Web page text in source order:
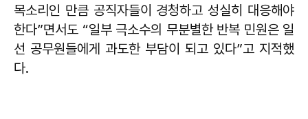
목소리인 만큼 공직자들이 경청하고 성실히 대응해야
한다”면서도 “일부 극소수의 무분별한 반복 민원은 일
선 공무원들에게 과도한 부담이 되고 있다”고 지적했
다.